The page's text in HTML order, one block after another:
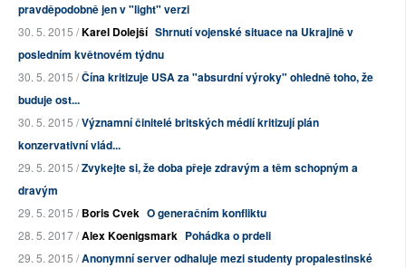
pravděpodobně jen v "light" verzi
30. 5. 2015 /Karel Dolejší Shrnutí vojenské situace na Ukrajině v
posledním květnovém týdnu
30. 5. 2015 /Čína kritizuje USA za "absurdní výroky" ohledně toho, že
buduje ost...
30. 5. 2015 /Významní činitelé britských médií kritizují plán
konzervativní vlád...
29. 5. 2015 /Zvykejte si, že doba přeje zdravým a těm schopným a
dravým
29. 5. 2015 /Boris Cvek O generačním konfliktu
28. 5. 2017 /Alex Koenigsmark Pohádka o prdeli
29. 5. 2015 /Anonymní server odhaluje mezi studenty propalestinské